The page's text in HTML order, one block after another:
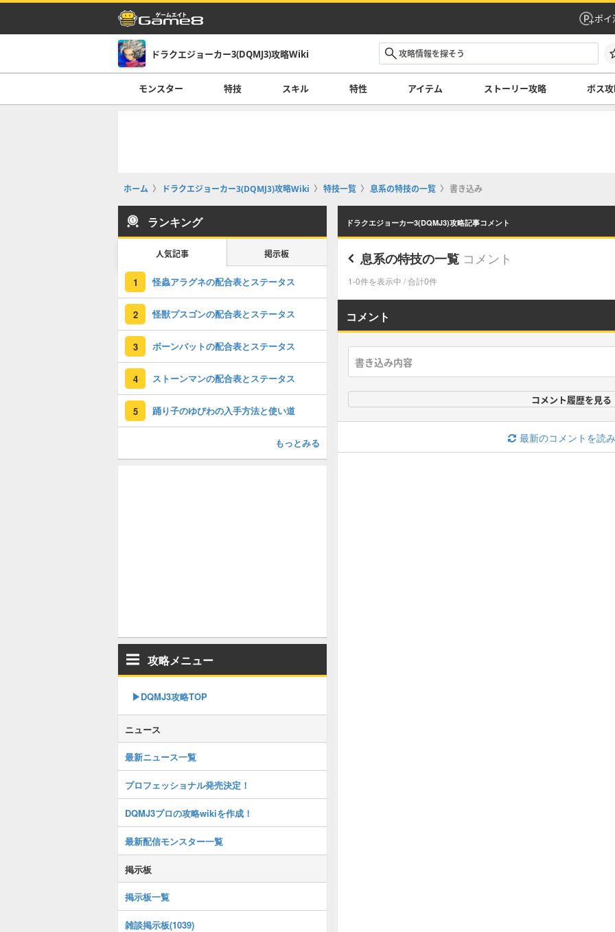
ポイ
ドラクエジョーカー3(DQMJ3)攻略Wiki
モンスター 特技 スキル 特性 アイテム ストーリー攻略 ボス
ホーム ドラクエジョーカー3(DQMJ3)攻略Wiki 特技一覧 息系の特技の一覧 書き込み
ドラクエジョーカー3(DQMJ3)攻略記事コメント
息系の特技の一覧 コメント
1-0件を表示中 / 合計0件
コメント
コメント履歴を見る
最新のコメントを読
ランキング
人気記事 掲示板
1 怪蟲アラグネの配合表とステータス
2 怪獣プスゴンの配合表とステータス
3 ボーンバットの配合表とステータス
4 ストーンマンの配合表とステータス
5 踊り子のゆびわの入手方法と使い道
もっとみる
攻略メニュー
▶︎DQMJ3攻略TOP
ニュース
最新ニュース一覧
プロフェッショナル発売決定！
DQMJ3プロの攻略wikiを作成！
最新配信モンスター一覧
掲示板
掲示板一覧
雑談掲示板(1039)